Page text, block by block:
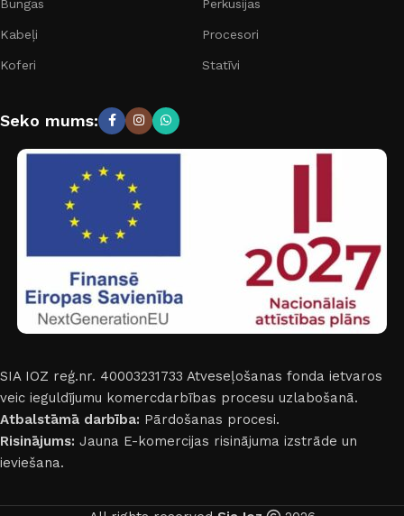
Bungas
Kabeļi
Koferi
Perkusijas
Procesori
Statīvi
Seko mums:
SIA IOZ reģ.nr. 40003231733 Atveseļošanas fonda ietvaros
veic ieguldījumu komercdarbības procesu uzlabošanā.
Atbalstāmā darbība: Pārdošanas procesi.
Risinājums: Jauna E-komercijas risinājuma izstrāde un
ieviešana.